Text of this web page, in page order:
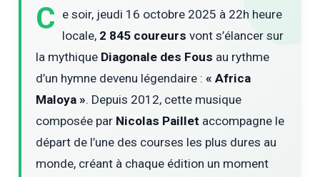
C e soir, jeudi 16 octobre 2025 à 22h heure
locale, 2 845 coureurs vont s’élancer sur
la mythique Diagonale des Fous au rythme
d’un hymne devenu légendaire :« Africa
Maloya ». Depuis 2012, cette musique
composée par Nicolas Paillet accompagne le
départ de l’une des courses les plus dures au
monde, créant à chaque édition un moment